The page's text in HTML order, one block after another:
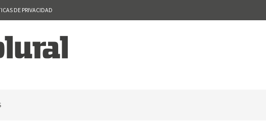
DE PRIVACIDAD